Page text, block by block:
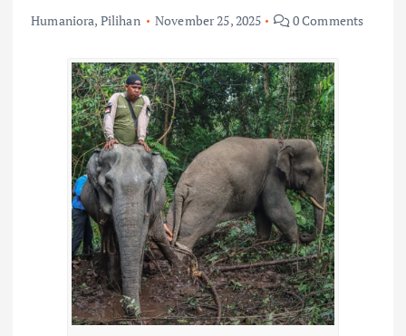
Humaniora, Pilihan November 25, 2025 0 Comments